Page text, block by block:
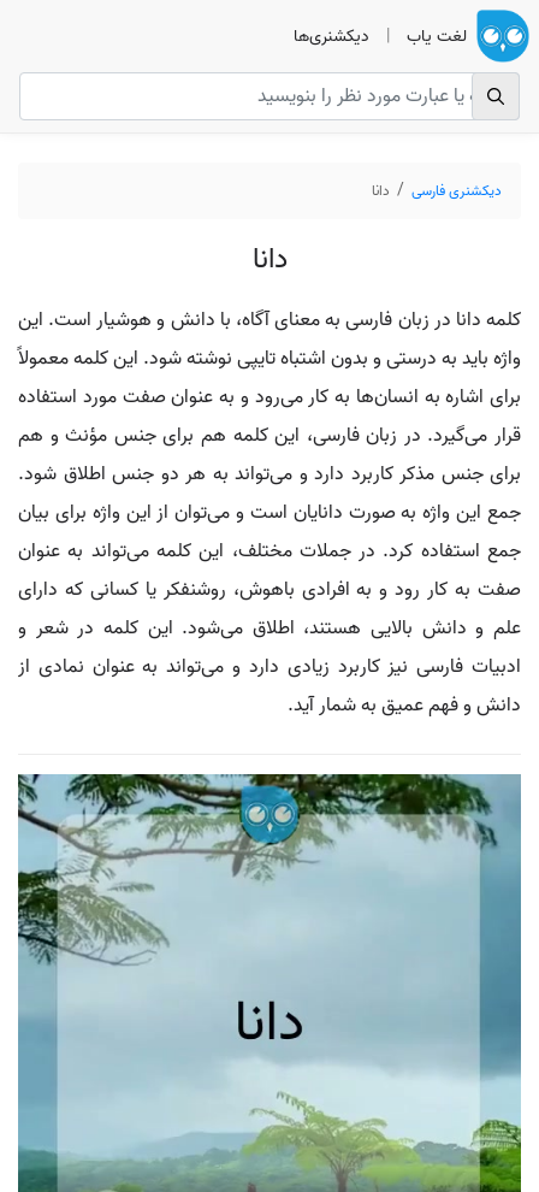
لغت یاب | دیکشنری‌ها
دیکشنری فارسی دانا
دانا
کلمه دانا در زبان فارسی به معنای آگاه، با دانش و هوشیار است. این
واژه باید به درستی و بدون اشتباه تایپی نوشته شود. این کلمه معمولاً
برای اشاره به انسان‌ها به کار می‌رود و به عنوان صفت مورد استفاده
قرار می‌گیرد. در زبان فارسی، این کلمه هم برای جنس مؤنث و هم
برای جنس مذکر کاربرد دارد و می‌تواند به هر دو جنس اطلاق شود.
جمع این واژه به صورت دانایان است و می‌توان از این واژه برای بیان
جمع استفاده کرد. در جملات مختلف، این کلمه می‌تواند به عنوان
صفت به کار رود و به افرادی باهوش، روشنفکر یا کسانی که دارای
علم و دانش بالایی هستند، اطلاق می‌شود. این کلمه در شعر و
ادبیات فارسی نیز کاربرد زیادی دارد و می‌تواند به عنوان نمادی از
دانش و فهم عمیق به شمار آید.